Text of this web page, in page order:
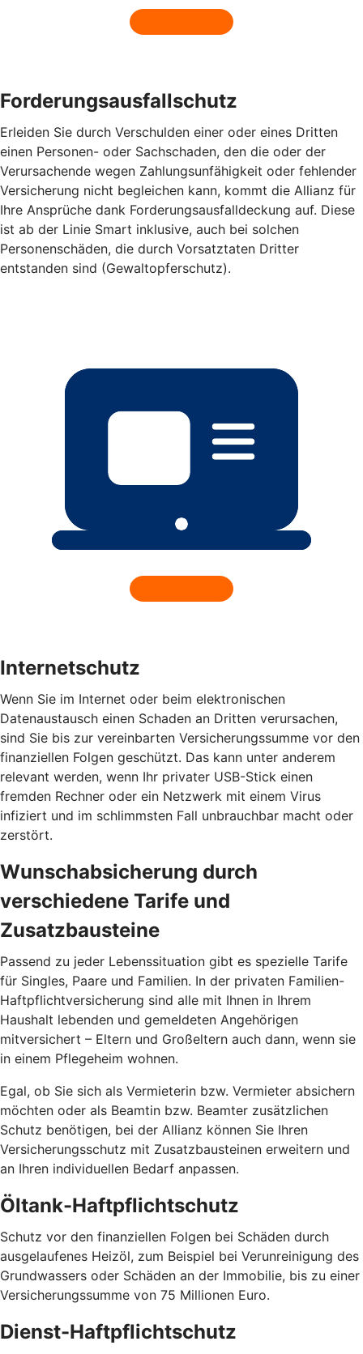
Forderungsausfallschutz
Erleiden Sie durch Verschulden einer oder eines Dritten
einen Personen- oder Sachschaden, den die oder der
Verursachende wegen Zahlungsunfähigkeit oder fehlender
Versicherung nicht begleichen kann, kommt die Allianz für
Ihre Ansprüche dank Forderungsausfalldeckung auf. Diese
ist ab der Linie Smart inklusive, auch bei solchen
Personenschäden, die durch Vorsatztaten Dritter
entstanden sind (Gewaltopferschutz).
Internetschutz
Wenn Sie im Internet oder beim elektronischen
Datenaustausch einen Schaden an Dritten verursachen,
sind Sie bis zur vereinbarten Versicherungssumme vor den
finanziellen Folgen geschützt. Das kann unter anderem
relevant werden, wenn Ihr privater USB-Stick einen
fremden Rechner oder ein Netzwerk mit einem Virus
infiziert und im schlimmsten Fall unbrauchbar macht oder
zerstört.
Wunschabsicherung durch
verschiedene Tarife und
Zusatzbausteine
Passend zu jeder Lebenssituation gibt es spezielle Tarife
für Singles, Paare und Familien. In der privaten Familien-
Haftpflichtversicherung sind alle mit Ihnen in Ihrem
Haushalt lebenden und gemeldeten Angehörigen
mitversichert – Eltern und Großeltern auch dann, wenn sie
in einem Pflegeheim wohnen.
Egal, ob Sie sich als Vermieterin bzw. Vermieter absichern
möchten oder als Beamtin bzw. Beamter zusätzlichen
Schutz benötigen, bei der Allianz können Sie Ihren
Versicherungsschutz mit Zusatzbausteinen erweitern und
an Ihren individuellen Bedarf anpassen.
Öltank-Haftpflichtschutz
Schutz vor den finanziellen Folgen bei Schäden durch
ausgelaufenes Heizöl, zum Beispiel bei Verunreinigung des
Grundwassers oder Schäden an der Immobilie, bis zu einer
Versicherungssumme von 75 Millionen Euro.
Dienst-Haftpflichtschutz